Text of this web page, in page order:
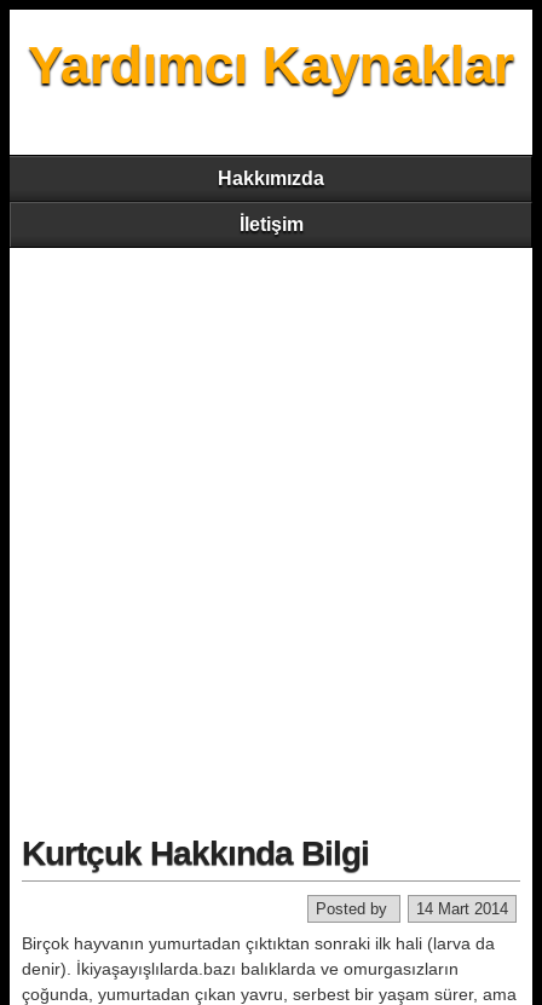
Yardımcı Kaynaklar
Hakkımızda
İletişim
Kurtçuk Hakkında Bilgi
14 Mart 2014
Posted by
Birçok hayvanın yumurtadan çıktık­tan sonraki ilk hali (larva da
denir). İkiyaşayışlılarda.bazı balıklarda ve omurgasızların
çoğunda, yumurtadan çıkan yavru, serbest bir yaşam sürer, ama